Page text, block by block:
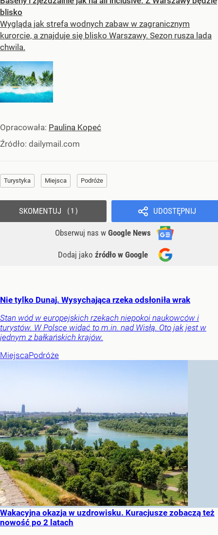
blisko
Wygląda jak strefa wodnych zabaw w zagranicznym
kurorcie, a znajduje się blisko Warszawy. Sezon rusza lada
chwila.
Opracowała: Paulina Kopeć
Źródło: dailymail.com
Turystyka Miejsca Podróże
UDOSTĘPNIJ
Obserwuj nas w Google News
Dodaj jako źródło w Google
SKOMENTUJ 1
Nie tylko Dunaj. Wysychająca rzeka odsłoniła wrak
Stan wód w europejskich rzekach niepokoi naukowców i
turystów. W Polsce widać to m.in. nad Wisłą. Oto jak jest w
jednym z bałkańskich krajów.
MiejscaPodróże
Wakacyjna okazja w uzdrowisku. Kuracjusze zobaczą też
nowość po 2 latach